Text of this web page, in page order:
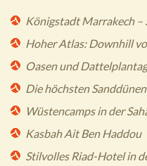
Königstadt Marrakech –
Hoher Atlas: Downhill
Oasen und
Die höchsten
Wüstencamps in der
Kasbah Ait Ben Haddou
Stilvolles Riad-Hotel in